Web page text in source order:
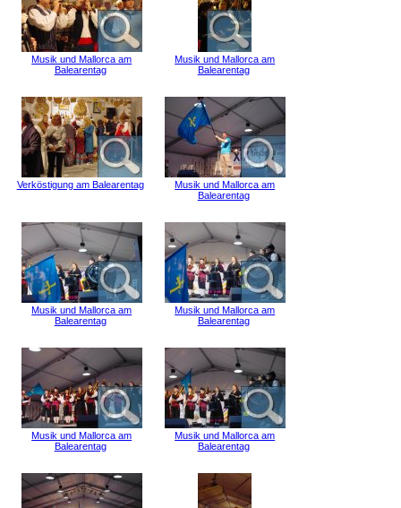
Musik und Mallorca am
Balearentag
Musik und Mallorca am
Balearentag
Verköstigung am Balearentag
Musik und Mallorca am
Balearentag
Musik und Mallorca am
Balearentag
Musik und Mallorca am
Balearentag
Musik und Mallorca am
Balearentag
Musik und Mallorca am
Balearentag